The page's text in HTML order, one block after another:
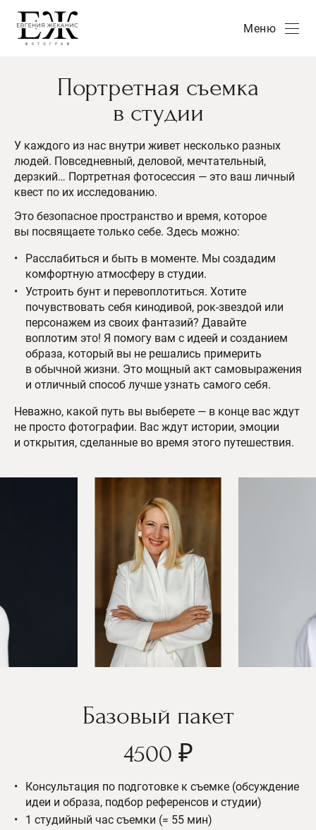
Меню
Портретная съемка
в студии
У каждого из нас внутри живет несколько разных
людей. Повседневный, деловой, мечтательный,
дерзкий… Портретная фотосессия — это ваш личный
квест по их исследованию.
Это безопасное пространство и время, которое
вы посвящаете только себе. Здесь можно:
Расслабиться и быть в моменте. Мы создадим
комфортную атмосферу в студии.
Устроить бунт и перевоплотиться. Хотите
почувствовать себя кинодивой, рок-звездой или
персонажем из своих фантазий? Давайте
воплотим это! Я помогу вам с идеей и созданием
образа, который вы не решались примерить
в обычной жизни. Это мощный акт самовыражения
и отличный способ лучше узнать самого себя.
Неважно, какой путь вы выберете — в конце вас ждут
не просто фотографии. Вас ждут истории, эмоции
и открытия, сделанные во время этого путешествия.
Базовый пакет
4500 ₽
Консультация по подготовке к съемке (обсуждение
идеи и образа, подбор референсов и студии)
1 студийный час съемки (= 55 мин)